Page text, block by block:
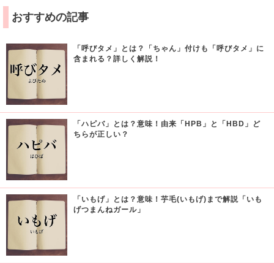
おすすめの記事
「呼びタメ」とは？「ちゃん」付けも「呼びタメ」に
含まれる？詳しく解説！
「ハピバ」とは？意味！由来「HPB」と「HBD」ど
ちらが正しい？
「いもげ」とは？意味！芋毛(いもげ)まで解説「いも
げつまんねガール」